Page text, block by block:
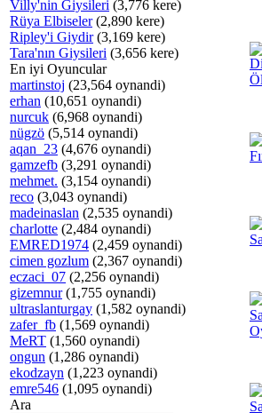
Villy'nin Giysileri (3,776 kere)
Rüya Elbiseler(2,890 kere)
Ripley'i Giydir(3,169 kere)
Tara'nın Giysileri (3,656 kere)
En iyi Oyuncular
martinstoj (23,564 oynandi)
erhan (10,651 oynandi)
nurcuk (6,968 oynandi)
nügzö (5,514 oynandi)
aqan_23 (4,676 oynandi)
gamzefb (3,291 oynandi)
mehmet. (3,154 oynandi)
reco (3,043 oynandi)
madeinaslan (2,535 oynandi)
charlotte (2,484 oynandi)
EMRED1974 (2,459 oynandi)
cimen gozlum (2,367 oynandi)
eczaci_07 (2,256 oynandi)
gizemnur(1,755 oynandi)
ultraslanturgay (1,582 oynandi)
zafer_fb (1,569 oynandi)
MeRT (1,560 oynandi)
ongun (1,286 oynandi)
ekodzayn (1,223 oynandi)
emre546 (1,095 oynandi)
Ara